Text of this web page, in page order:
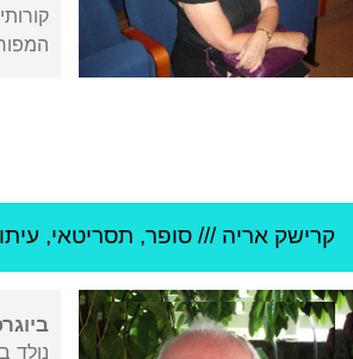
קרישק אריה /// סופר, תסריטאי,
נולד